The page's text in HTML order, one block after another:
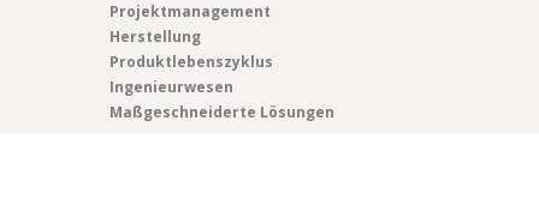
Projektmanagement
Herstellung
Produktlebenszyklus
Ingenieurwesen
Maßgeschneiderte Lösungen